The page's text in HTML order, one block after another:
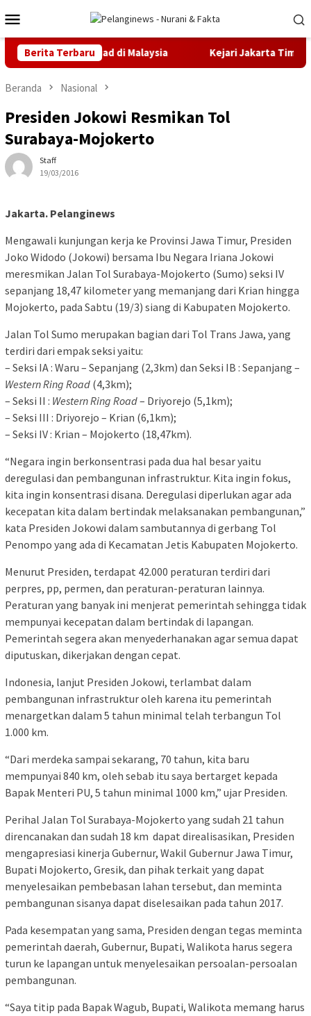
ke
kontenMobile
Berita Terbaru
IMEC Olympiad di Malaysia Kejari Jakarta Timur
Beranda Nasional
Presiden Jokowi Resmikan Tol
Surabaya-Mojokerto
Staff
19/03/2016
Jakarta. Pelanginews
Mengawali kunjungan kerja ke Provinsi Jawa Timur, Presiden
Joko Widodo (Jokowi) bersama Ibu Negara Iriana Jokowi
meresmikan Jalan Tol Surabaya-Mojokerto (Sumo) seksi IV
sepanjang 18,47 kilometer yang memanjang dari Krian hingga
Mojokerto, pada Sabtu (19/3) siang di Kabupaten Mojokerto.
Jalan Tol Sumo merupakan bagian dari Tol Trans Jawa, yang
terdiri dari empak seksi yaitu:
– Seksi IA : Waru – Sepanjang (2,3km) dan Seksi IB : Sepanjang –
Western Ring Road (4,3km);
– Seksi II : WesternRing Road– Driyorejo (5,1km);
– Seksi III : Driyorejo – Krian (6,1km);
– Seksi IV : Krian – Mojokerto (18,47km).
“Negara ingin berkonsentrasi pada dua hal besar yaitu
deregulasi dan pembangunan infrastruktur. Kita ingin fokus,
kita ingin konsentrasi disana. Deregulasi diperlukan agar ada
kecepatan kita dalam bertindak melaksanakan pembangunan,”
kata Presiden Jokowi dalam sambutannya di gerbang Tol
Penompo yang ada di Kecamatan Jetis Kabupaten Mojokerto.
Menurut Presiden, terdapat 42.000 peraturan terdiri dari
perpres, pp, permen, dan peraturan-peraturan lainnya.
Peraturan yang banyak ini menjerat pemerintah sehingga tidak
mempunyai kecepatan dalam bertindak di lapangan.
Pemerintah segera akan menyederhanakan agar semua dapat
diputuskan, dikerjakan dengan cepat.
Indonesia, lanjut Presiden Jokowi, terlambat dalam
pembangunan infrastruktur oleh karena itu pemerintah
menargetkan dalam 5 tahun minimal telah terbangun Tol
1.000 km.
“Dari merdeka sampai sekarang, 70 tahun, kita baru
mempunyai 840 km, oleh sebab itu saya bertarget kepada
Bapak Menteri PU, 5 tahun minimal 1000 km,” ujar Presiden.
Perihal Jalan Tol Surabaya-Mojokerto yang sudah 21 tahun
direncanakan dan sudah 18 km dapat direalisasikan, Presiden
mengapresiasi kinerja Gubernur, Wakil Gubernur Jawa Timur,
Bupati Mojokerto, Gresik, dan pihak terkait yang dapat
menyelesaikan pembebasan lahan tersebut, dan meminta
pembangunan sisanya dapat diselesaikan pada tahun 2017.
Pada kesempatan yang sama, Presiden dengan tegas meminta
pemerintah daerah, Gubernur, Bupati, Walikota harus segera
turun ke lapangan untuk menyelesaikan persoalan-persoalan
pembangunan.
“Saya titip pada Bapak Wagub, Bupati, Walikota memang harus